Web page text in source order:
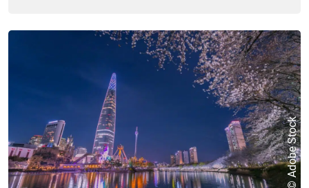
© Adobe Stock